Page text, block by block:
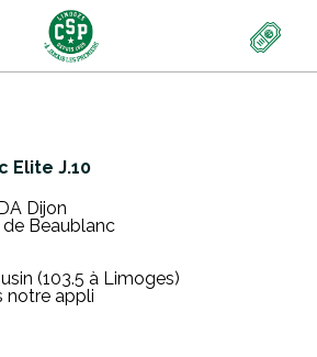
Elite J.10
Dijon
Beaublanc
(103.5 à Limoges)
notre appli